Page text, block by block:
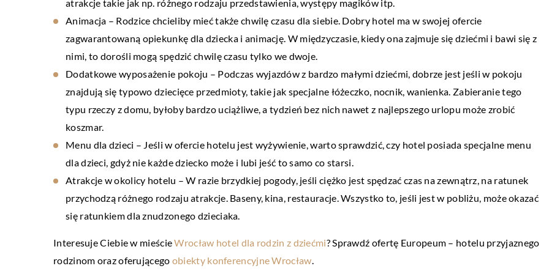
atrakcje takie jak np. różnego rodzaju przedstawienia, występy magików itp.
Animacja – Rodzice chcieliby mieć także chwilę czasu dla siebie. Dobry hotel ma w swojej ofercie
zagwarantowaną opiekunkę dla dziecka i animację. W międzyczasie, kiedy ona zajmuje się dziećmi i bawi się z
nimi, to dorośli mogą spędzić chwilę czasu tylko we dwoje.
Dodatkowe wyposażenie pokoju – Podczas wyjazdów z bardzo małymi dziećmi, dobrze jest jeśli w pokoju
znajdują się typowo dziecięce przedmioty, takie jak specjalne łóżeczko, nocnik, wanienka. Zabieranie tego
typu rzeczy z domu, byłoby bardzo uciążliwe, a tydzień bez nich nawet z najlepszego urlopu może zrobić
koszmar.
Menu dla dzieci – Jeśli w ofercie hotelu jest wyżywienie, warto sprawdzić, czy hotel posiada specjalne menu
dla dzieci, gdyż nie każde dziecko może i lubi jeść to samo co starsi.
Atrakcje w okolicy hotelu – W razie brzydkiej pogody, jeśli ciężko jest spędzać czas na zewnątrz, na ratunek
przychodzą różnego rodzaju atrakcje. Baseny, kina, restauracje. Wszystko to, jeśli jest w pobliżu, może okazać
się ratunkiem dla znudzonego dzieciaka.
Interesuje Ciebie w mieścieWrocław hotel dla rodzin z dziećmi? Sprawdź ofertę Europeum – hotelu przyjaznego
rodzinom oraz oferującego obiekty konferencyjne Wrocław.
października 2017
powietrze w każdym budynku
przyzwyczajeni do klimatyzacji.
budynki użyteczności publicznej
sprawne systemy, które są źródłem
w upalne dni. Niektórzy co […]
PRZEMYSŁ I TECHNIKA
20 kwietnia 2021
W jakim celu przeprowadza się badania
ultradźwiękowe?
pojawić się różnego rodzaju niezgodności.
Należy je wykryć i wyeliminować już na etapie
produkcji, […]
DOM
Czy można zabezpieczyć dom
wilgocią?
Wilgoć w budynku mieszkalnym
problemy. Po pierwsze bowiem
rozwojowi szkodliwych dla
oraz grzybów, po drugie […]